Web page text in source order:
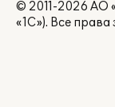
© 2011-2026 АО
«1С»). Все